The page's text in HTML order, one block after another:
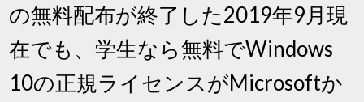
の無料配布が終了した2019年9月現
在でも、学生なら無料でWindows
10の正規ライセンスがMicrosoftか